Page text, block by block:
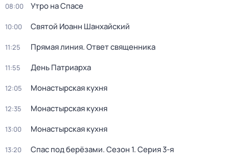
08:00 Утро на Спасе
10:00 Святой Иоанн Шанхайский
11:25 Прямая линия. Ответ священника
11:55 День Патриарха
12:05 Монастырская кухня
12:35 Монастырская кухня
13:00 Монастырская кухня
13:20 Спас под берёзами. Сезон 1. Серия 3-я